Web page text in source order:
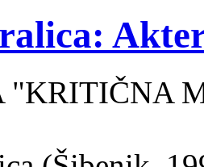
"KRITIČNA